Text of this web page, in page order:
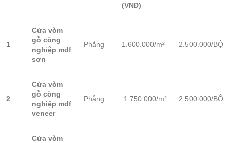
(VNĐ)
1
Cửa vòm
gỗ công
nghiệp mdf
sơn
Phẳng 1.600.000/m² 2.500.000/BỘ
2
Cửa vòm
gỗ công
nghiệp mdf
veneer
Phẳng 1.750.000/m² 2.500.000/BỘ
Cửa vòm